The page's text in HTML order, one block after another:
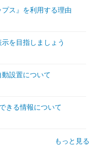
ス』を利用する理由
を目指しましょう
動設置について
きる情報について
もっと見る